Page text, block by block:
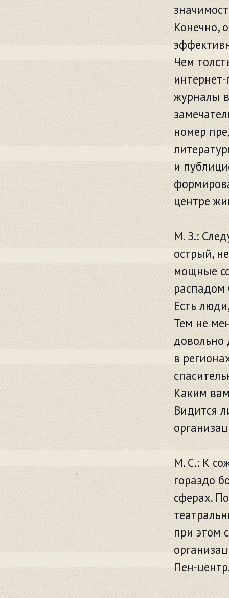
Конечно,
Чем
журналы
номер
и
центре
М. З.:
острый,
мощные
Есть
Тем не
довольно
в
Каким
Видится
М. С.: К
гораздо
сферах.
при этом
Пен-